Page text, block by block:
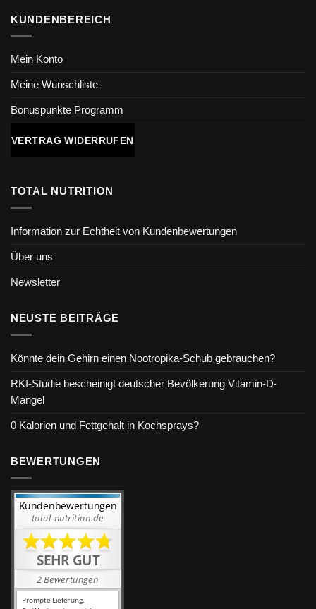
KUNDENBEREICH
Mein Konto
Meine Wunschliste
Bonuspunkte Programm
VERTRAG WIDERRUFEN
TOTAL NUTRITION
Information zur Echtheit von Kundenbewertungen
Über uns
Newsletter
NEUSTE BEITRÄGE
Könnte dein Gehirn einen Nootropika-Schub gebrauchen?
RKI-Studie bescheinigt deutscher Bevölkerung Vitamin-D-
Mangel
0 Kalorien und Fettgehalt in Kochsprays?
BEWERTUNGEN